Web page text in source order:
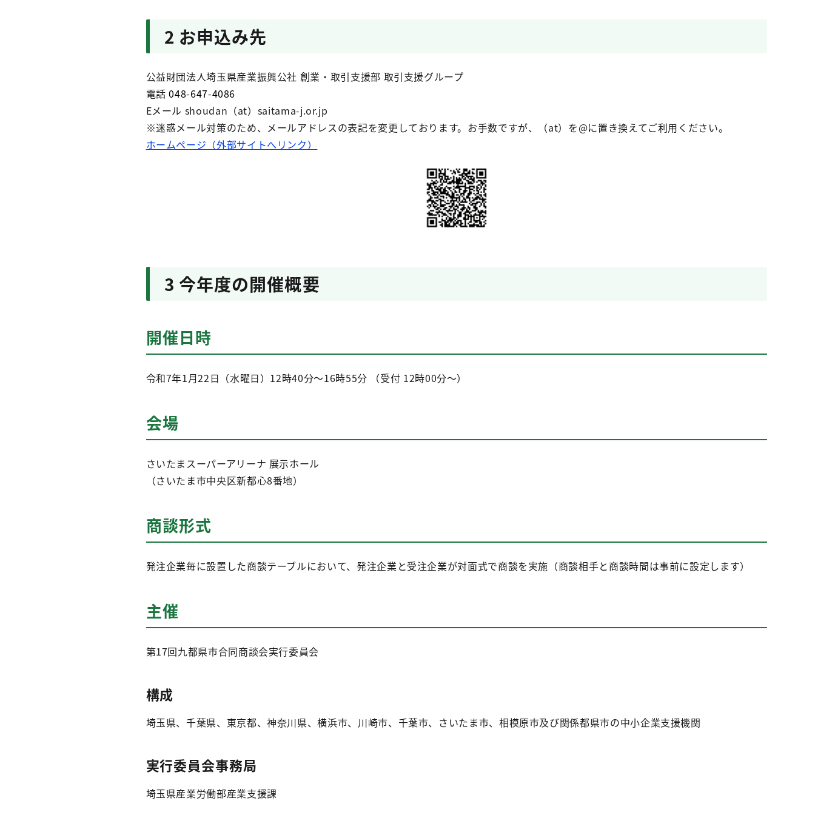
2 お申込み先
公益財団法人埼玉県産業振興公社 創業・取引支援部 取引支援グループ
電話048-647-4086
Eメール shoudan（at）saitama-j.or.jp
※迷惑メール対策のため、メールアドレスの表記を変更しております。お手数ですが、（at）を@に置き換えてご利用ください。
ホームページ（外部サイトへリンク）
3 今年度の開催概要
開催日時
令和7年1月22日（水曜日）12時40分～16時55分 （受付 12時00分～）
会場
さいたまスーパーアリーナ 展示ホール
（さいたま市中央区新都心8番地）
商談形式
発注企業毎に設置した商談テーブルにおいて、発注企業と受注企業が対面式で商談を実施（商談相手と商談時間は事前に設定します）
主催
第17回九都県市合同商談会実行委員会
構成
埼玉県、千葉県、東京都、神奈川県、横浜市、川崎市、千葉市、さいたま市、相模原市及び関係都県市の中小企業支援機関
実行委員会事務局
埼玉県産業労働部産業支援課